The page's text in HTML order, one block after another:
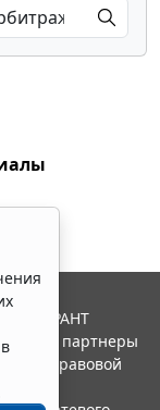
ГАРАНТ
и ее партнеры
правовой